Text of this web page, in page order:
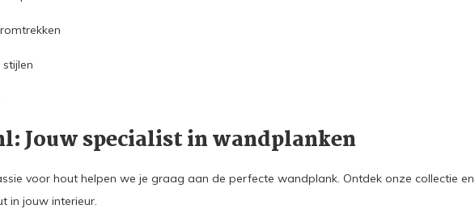
Jouw specialist in wandplanken
voor hout helpen we je graag aan de perfecte wandplank. Ontdek onze collectie en
in jouw interieur.